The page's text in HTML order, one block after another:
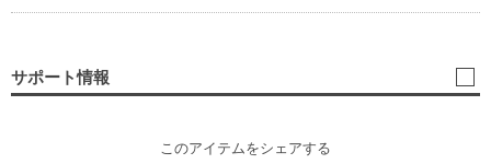
サポート情報
このアイテムをシェアする